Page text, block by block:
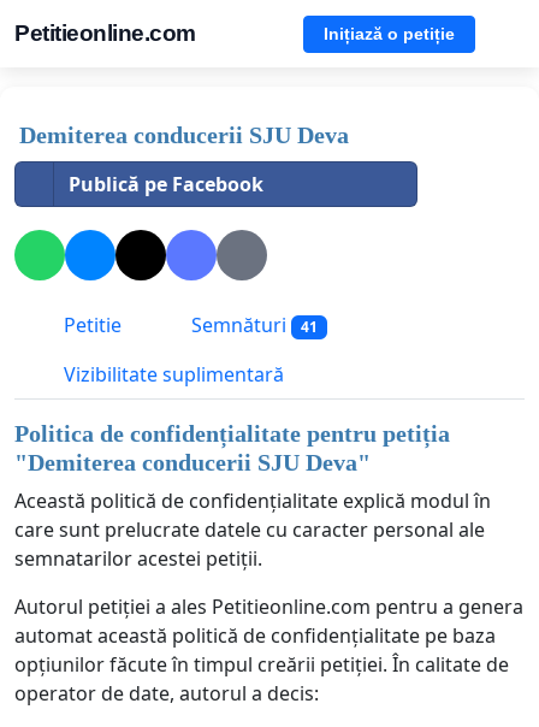
Petitieonline.com Inițiază o petiție
Demiterea conducerii SJU Deva
Publică pe Facebook
Petitie Semnături 41
Vizibilitate suplimentară
Politica de confidențialitate pentru petiția
"Demiterea conducerii SJU Deva"
Această politică de confidențialitate explică modul în
care sunt prelucrate datele cu caracter personal ale
semnatarilor acestei petiții.
Autorul petiției a ales Petitieonline.com pentru a genera
automat această politică de confidențialitate pe baza
opțiunilor făcute în timpul creării petiției. În calitate de
operator de date, autorul a decis: